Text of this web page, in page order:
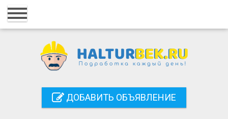
Главная
Регистрация
ДОБАВИТЬ ОБЪЯВЛЕНИЕ